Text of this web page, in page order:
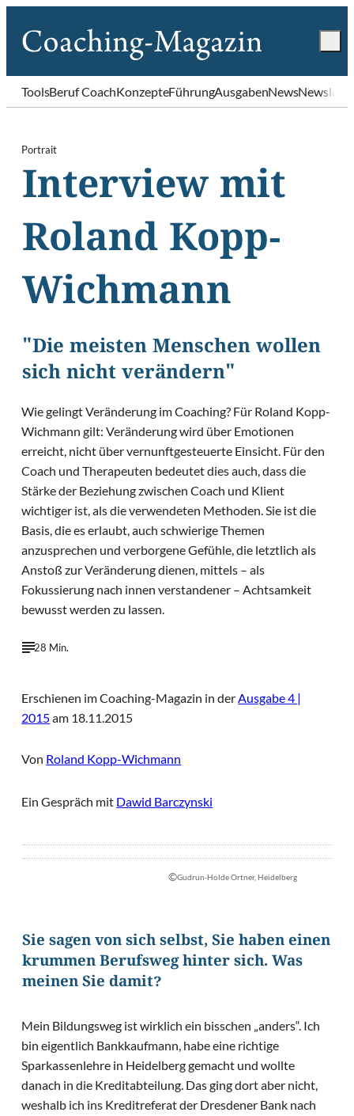
ToolsBeruf CoachKonzepteFührungAusgabenNews
Portrait
Interview mit
Roland Kopp-
Wichmann
"Die meisten Menschen wollen
sich nicht verändern"
Wie gelingt Veränderung im Coaching? Für Roland Kopp-
Wichmann gilt: Veränderung wird über Emotionen
erreicht, nicht über vernunftgesteuerte Einsicht. Für den
Coach und Therapeuten bedeutet dies auch, dass die
Stärke der Beziehung zwischen Coach und Klient
wichtiger ist, als die verwendeten Methoden. Sie ist die
Basis, die es erlaubt, auch schwierige Themen
anzusprechen und verborgene Gefühle, die letztlich als
Anstoß zur Veränderung dienen, mittels – als
Fokussierung nach innen verstandener – Achtsamkeit
bewusst werden zu lassen.
28 Min.
Erschienen im Coaching-Magazin in derAusgabe 4 |
2015am 18.11.2015
Von Roland Kopp-Wichmann
Ein Gespräch mit Dawid Barczynski
©Gudrun-Holde Ortner, Heidelberg
Sie sagen von sich selbst, Sie haben einen
krummen Berufsweg hinter sich. Was
meinen Sie damit?
Mein Bildungsweg ist wirklich ein bisschen „anders“. Ich
bin eigentlich Bankkaufmann, habe eine richtige
Sparkassenlehre in Heidelberg gemacht und wollte
danach in die Kreditabteilung. Das ging dort aber nicht,
weshalb ich ins Kreditreferat der Dresdener Bank nach